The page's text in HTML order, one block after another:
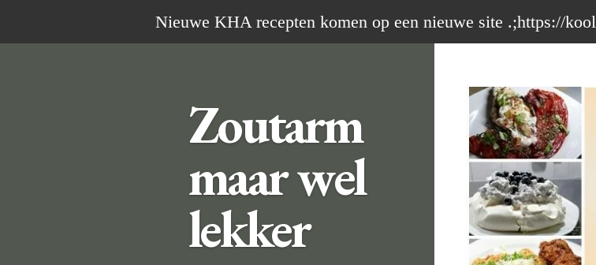
direct
Nieuwe KHA recepten komen op een nieuwe site .;https://
Zoutarm
maar wel
lekker